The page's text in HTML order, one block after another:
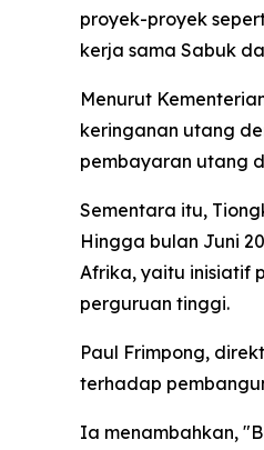
proyek-proyek
kerja sama Sabuk
Menurut
keringanan utang
pembayaran utang
Sementara itu,
Hingga bulan Juni
Afrika, yaitu inisiatif
perguruan tinggi.
Paul Frimpong,
terhadap
Ia menambahkan,